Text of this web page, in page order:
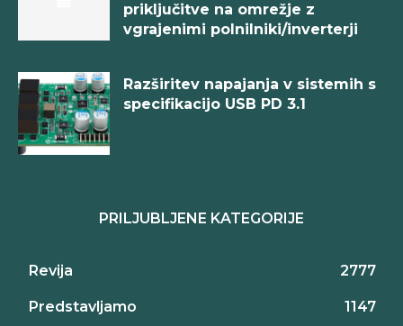
priključitve na omrežje z
vgrajenimi polnilniki/inverterji
Razširitev napajanja v sistemih s
specifikacijo USB PD 3.1
PRILJUBLJENE KATEGORIJE
Revija 2777
Predstavljamo 1147